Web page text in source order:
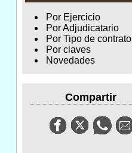
Por Ejercicio
Por Adjudicatario
Por Tipo de contrato
Por claves
Novedades
Compartir